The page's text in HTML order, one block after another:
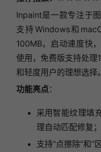
Inpaint是一款专注于
支持Windows和
100MB，启动速度快
使用，免费版支持处
和轻度用户的理想选择。
功能亮点 ：
采用智能纹理填
理自动匹配修复；
支持“点擦除”和“